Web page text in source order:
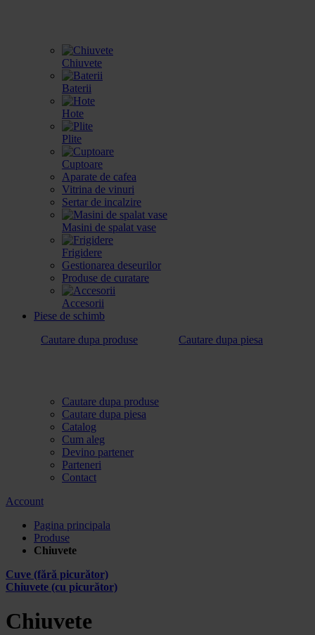
Chiuvete
Baterii
Hote
Plite
Cuptoare
Aparate de cafea
Vitrina de vinuri
Sertar de incalzire
Masini de spalat vase
Frigidere
Gestionarea deseurilor
Produse de curatare
Accesorii
Piese de schimb
Cautare dupa produse
Cautare dupa piesa
Cautare dupa produse
Cautare dupa piesa
Catalog
Cum aleg
Devino partener
Parteneri
Contact
Account
Pagina principala
Produse
Chiuvete
Cuve (fără picurător)
Chiuvete (cu picurător)
Chiuvete